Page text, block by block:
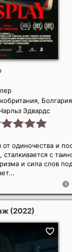
Болгария
Эдвардс
от одиночества и
с
и сила слов
(2022)